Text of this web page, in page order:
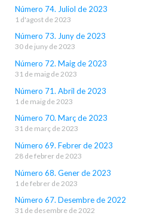
Número 74. Juliol de 2023
1 d'agost de 2023
Número 73. Juny de 2023
30 de juny de 2023
Número 72. Maig de 2023
31 de maig de 2023
Número 71. Abril de 2023
1 de maig de 2023
Número 70. Març de 2023
31 de març de 2023
Número 69. Febrer de 2023
28 de febrer de 2023
Número 68. Gener de 2023
1 de febrer de 2023
Número 67. Desembre de 2022
31 de desembre de 2022